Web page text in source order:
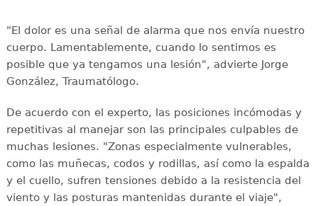
"El dolor es una señal de alarma que nos envía nuestro
cuerpo. Lamentablemente, cuando lo sentimos es
posible que ya tengamos una lesión", advierte Jorge
González, Traumatólogo.
De acuerdo con el experto, las posiciones incómodas y
repetitivas al manejar son las principales culpables de
muchas lesiones. "Zonas especialmente vulnerables,
como las muñecas, codos y rodillas, así como la espalda
y el cuello, sufren tensiones debido a la resistencia del
viento y las posturas mantenidas durante el viaje",